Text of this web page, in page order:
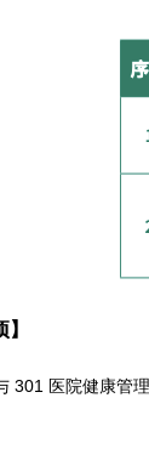
医院健康管理